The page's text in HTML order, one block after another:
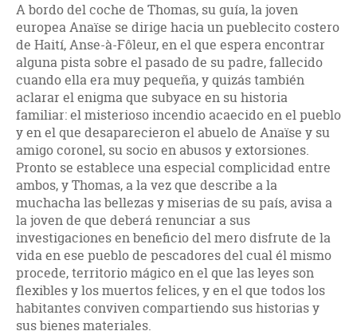
A bordo del coche de Thomas, su guía, la joven
europea Anaïse se dirige hacia un pueblecito costero
de Haití, Anse-à-Fôleur, en el que espera encontrar
alguna pista sobre el pasado de su padre, fallecido
cuando ella era muy pequeña, y quizás también
aclarar el enigma que subyace en su historia
familiar: el misterioso incendio acaecido en el pueblo
y en el que desaparecieron el abuelo de Anaïse y su
amigo coronel, su socio en abusos y extorsiones.
Pronto se establece una especial complicidad entre
ambos, y Thomas, a la vez que describe a la
muchacha las bellezas y miserias de su país, avisa a
la joven de que deberá renunciar a sus
investigaciones en beneficio del mero disfrute de la
vida en ese pueblo de pescadores del cual él mismo
procede, territorio mágico en el que las leyes son
flexibles y los muertos felices, y en el que todos los
habitantes conviven compartiendo sus historias y
sus bienes materiales.